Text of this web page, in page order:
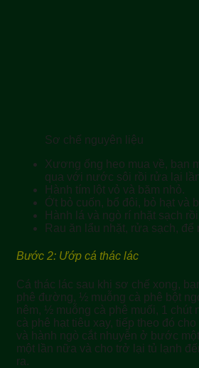
Sơ chế nguyên liệu
Xương ống heo mua về, bạn
qua với nước sôi rồi rửa lại
Hành tím lột vỏ và băm nhỏ.
Ớt bỏ cuốn, bổ đôi, bỏ hạt và
Hành lá và ngò rí nhặt sạch
Rau ăn lẩu nhặt, rửa sạch, để
Bước 2: Ướp cá thác lác
Cá thác lác sau khi sơ chế xong,
phê đường, ½ muỗng cà phê bột
nêm, ½ muỗng cà phê muối, 1 chút
cà phê hạt tiêu xay, tiếp theo đó
và hành ngò cắt nhuyễn ở bước
một lần nữa và cho trở lại tủ lạnh
ra.